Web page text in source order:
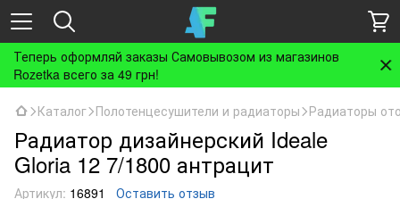
Теперь оформляй заказы Самовывозом из магазинов
Rozetka всего за 49 грн!
Каталог Полотенцесушители и радиаторы Радиаторы
Радиатор дизайнерский Ideale
Gloria 12 7/1800 антрацит
Артикул: 16891 Оставить отзыв